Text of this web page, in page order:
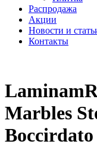
Распродажа
Акции
Новости и
Контакты
Marbles